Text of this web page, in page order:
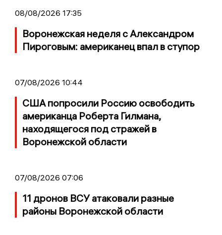
08/08/2026 17:35
Воронежская неделя с Александром
Пироговым: американец впал в ступор
07/08/2026 10:44
США попросили Россию освободить
американца Роберта Гилмана,
находящегося под стражей в
Воронежской области
07/08/2026 07:06
11 дронов ВСУ атаковали разные
районы Воронежской области